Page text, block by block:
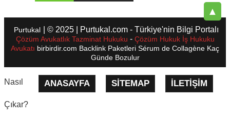
▲
Purtukal | © 2025 | Purtukal.com - Türkiye'nin Bilgi Portalı
Çözüm Avukatlık Tazminat Hukuku - Çözüm Hukuk İş Hukuku
Avukatı birbirdir.com Backlink Paketleri Sérum de Collagène Kaç
Günde Bozulur
ANASAYFA SITEMAP İLETIŞIM
Nasıl
Çıkar?